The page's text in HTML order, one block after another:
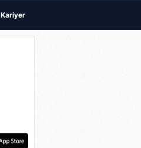
Kariyer